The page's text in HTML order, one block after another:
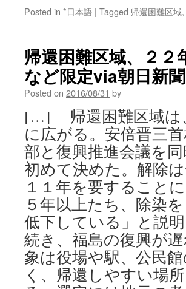
Posted in *日本語 | Tagged 帰還困難区域,
帰還困難区域、２
など限定via朝日新聞
Posted on 2016/08/31 by
[…] 帰還困難区域は
に広がる。安倍晋三
部と復興推進会議を
初めて決めた。解除
１１年を要すること
５年以上たち、除染
低下している」と説
続き、福島の復興が
象は役場や駅、公民
く、帰還しやすい場